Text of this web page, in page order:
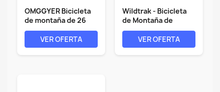
OMGGYER Bicicleta
de montaña de 26
pulgadas, 21...
VER OFERTA
Wildtrak - Bicicleta
de Montaña de
Aleación,...
VER OFERTA